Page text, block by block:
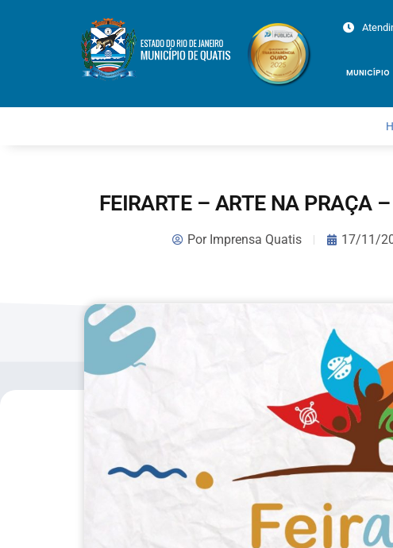
MUNICÍPIO
FEIRARTE – ARTE NA PRAÇA
PorImprensa Quatis 17/11/